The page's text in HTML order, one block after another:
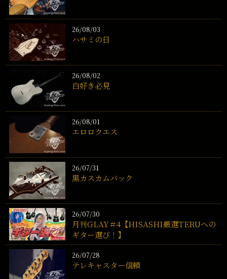
26/08/03
ハサミの日
26/08/02
白好き必見
26/08/01
エロロクエス
26/07/31
黒カスカムバック
26/07/30
月刊GLAY＃4【HISASHI厳選TERUへの
ギター選び！】
26/07/28
テレキャスター信頼